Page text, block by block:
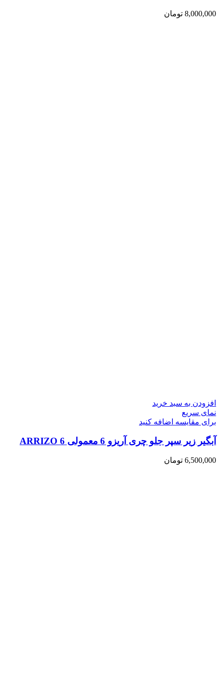
8,000,000 تومان
افزودن به سبد خرید
نمای سریع
برای مقایسه اضافه کنید
آبگیر زیر سپر جلو چری آریزو 6 معمولی ARRIZO 6
6,500,000 تومان